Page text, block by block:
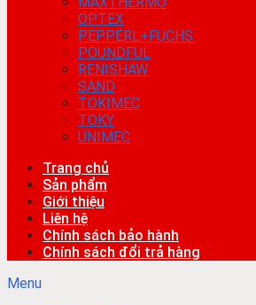
OPTEX
PEPPERL+FUCHS
POUNDFUL
RENISHAW
SAND
TOKIMEC
TOKY
UNIMEC
Trang chủ
Sản phẩm
Giới thiệu
Liên hệ
Chính sách bảo hành
Chính sách đổi trả hàng
Menu